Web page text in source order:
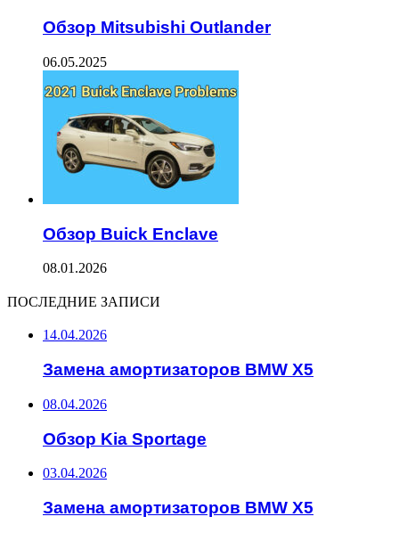
Обзор Mitsubishi Outlander
06.05.2025
Обзор Buick Enclave
08.01.2026
ПОСЛЕДНИЕ ЗАПИСИ
14.04.2026
Замена амортизаторов BMW X5
08.04.2026
Обзор Kia Sportage
03.04.2026
Замена амортизаторов BMW X5